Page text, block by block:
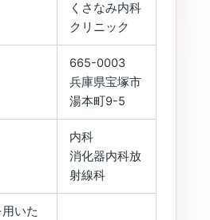
くさなみ内科
クリニック
665-0003
兵庫県宝塚市
湯本町9-5
内科
消化器内科放
射線科
いた